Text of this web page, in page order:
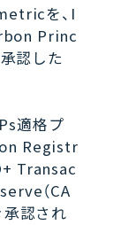
を、I
Princ
認した
適格プ
Registr
Transac
（CA
承認され